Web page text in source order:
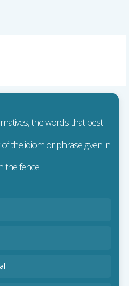
the words that best
the idiom or phrase given in
the fence